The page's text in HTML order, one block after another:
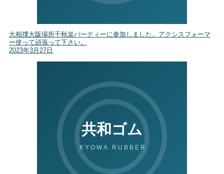
大相撲大阪場所千秋楽パーティーに参加しました。アクシスフォーマ
ー使って頑張って下さい。
2023年3月27日